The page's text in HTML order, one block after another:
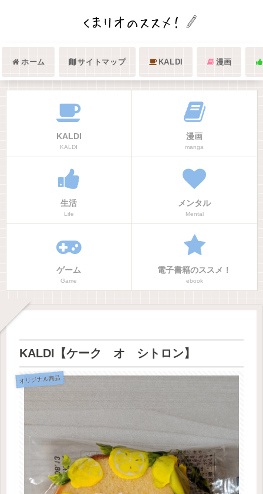
ホーム サイトマップ KALDI 漫画
KALDI
KALDI
漫画
manga
生活
Life
メンタル
Mental
ゲーム
Game
電子書籍のススメ！
ebook
KALDI【ケーク オ シトロン】
オリジナル商品